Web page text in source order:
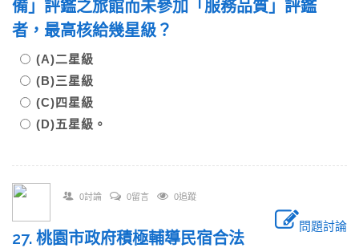
備」評鑑之旅館而未參加「服務品質」評鑑
者，最高核給幾星級？
(A)二星級
(B)三星級
(C)四星級
(D)五星級。
0討論 0留言 0追蹤
問題討論
27. 桃園市政府積極輔導民宿合法